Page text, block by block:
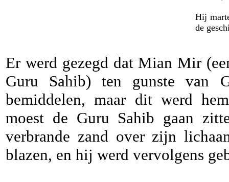
Hij
de
Er werd gezegd dat Mian Mir
Guru Sahib) ten gunste van
bemiddelen, maar dit werd
moest de Guru Sahib gaan
verbrande zand over zijn
blazen, en hij werd vervolgens